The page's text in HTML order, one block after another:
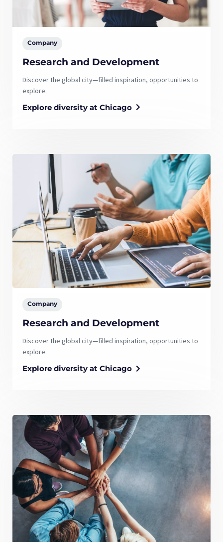
Company
Research and Development
Discover the global city—filled inspiration, opportunities to
explore.
Explore diversity at Chicago
Company
Research and Development
Discover the global city—filled inspiration, opportunities to
explore.
Explore diversity at Chicago